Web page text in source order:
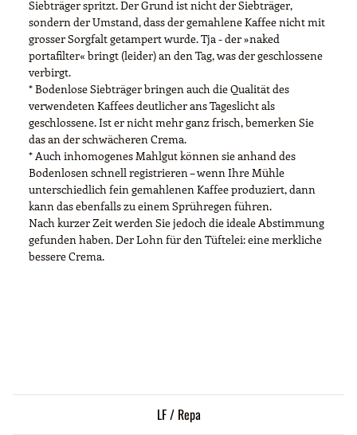
Siebträger spritzt. Der Grund ist nicht der Siebträger,
sondern der Umstand, dass der gemahlene Kaffee nicht mit
grosser Sorgfalt getampert wurde. Tja - der »naked
portafilter« bringt (leider) an den Tag, was der geschlossene
verbirgt.
* Bodenlose Siebträger bringen auch die Qualität des
verwendeten Kaffees deutlicher ans Tageslicht als
geschlossene. Ist er nicht mehr ganz frisch, bemerken Sie
das an der schwächeren Crema.
* Auch inhomogenes Mahlgut können sie anhand des
Bodenlosen schnell registrieren – wenn Ihre Mühle
unterschiedlich fein gemahlenen Kaffee produziert, dann
kann das ebenfalls zu einem Sprühregen führen.
Nach kurzer Zeit werden Sie jedoch die ideale Abstimmung
gefunden haben. Der Lohn für den Tüftelei: eine merkliche
bessere Crema.
LF / Repa